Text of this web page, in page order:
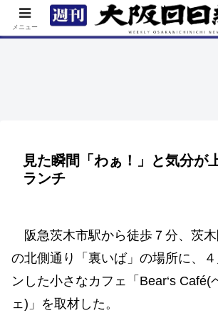
TOP 特集 ニュース 連載
見た瞬間「わぁ！」と気分が
ランチ
阪急茨木市駅から徒歩７分、茨
の北側通り「裏いば」の場所に、
ンした小さなカフェ「Bear‘s Café(
ェ)」を取材した。
メニュー